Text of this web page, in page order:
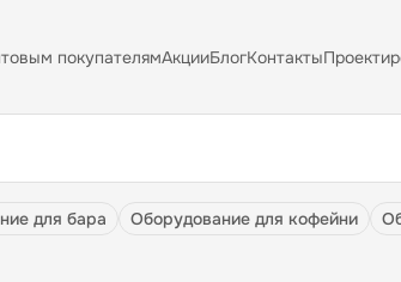
покупателямАкцииБлогКонтакты
для бара оборудование для кофейни